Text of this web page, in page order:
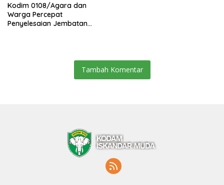
Kodim 0108/Agara dan
Warga Percepat
Penyelesaian Jembatan
Tambah Komentar